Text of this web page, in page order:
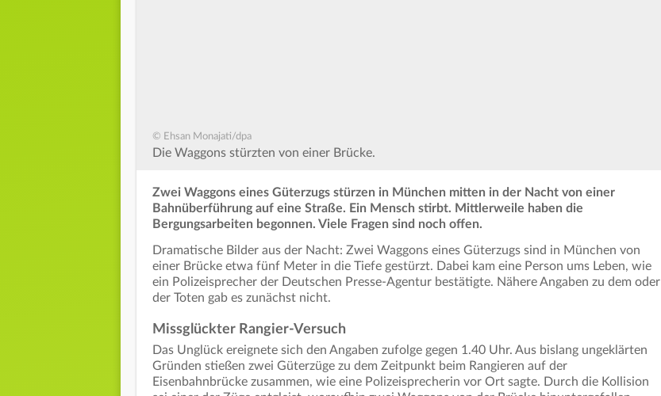
© Ehsan Monajati/dpa
Die Waggons stürzten von einer Brücke.
Zwei Waggons eines Güterzugs stürzen in München mitten in der Nacht von einer
Bahnüberführung auf eine Straße. Ein Mensch stirbt. Mittlerweile haben die
Bergungsarbeiten begonnen. Viele Fragen sind noch offen.
Dramatische Bilder aus der Nacht: Zwei Waggons eines Güterzugs sind in München von
einer Brücke etwa fünf Meter in die Tiefe gestürzt. Dabei kam eine Person ums Leben, wie
ein Polizeisprecher der Deutschen Presse-Agentur bestätigte. Nähere Angaben zu dem oder
der Toten gab es zunächst nicht.
Missglückter Rangier-Versuch
Das Unglück ereignete sich den Angaben zufolge gegen 1.40 Uhr. Aus bislang ungeklärten
Gründen stießen zwei Güterzüge zu dem Zeitpunkt beim Rangieren auf der
Eisenbahnbrücke zusammen, wie eine Polizeisprecherin vor Ort sagte. Durch die Kollision